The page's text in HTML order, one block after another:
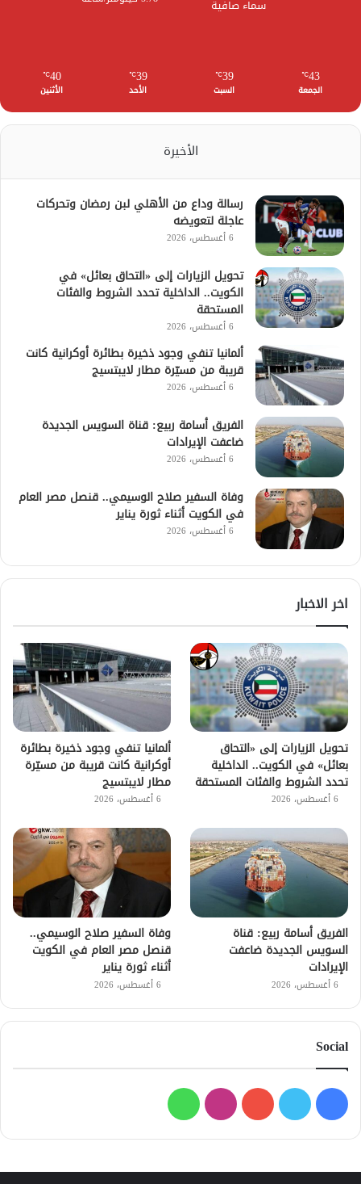
سماء صافية
43
℃
الجمعة
39
℃
السبت
39
℃
الأحد
40
℃
الأثنين
الأخيرة
رسالة وداع من الأهلي لبن رمضان وتحركات
عاجلة لتعويضه
6 أغسطس، 2026
تحويل الزيارات إلى «التحاق بعائل» في
الكويت.. الداخلية تحدد الشروط والفئات
المستحقة
6 أغسطس، 2026
ألمانيا تنفي وجود ذخيرة بطائرة أوكرانية كانت
قريبة من مسيّرة مطار لايبتسيج
6 أغسطس، 2026
الفريق أسامة ربيع: قناة السويس الجديدة
ضاعفت الإيرادات
6 أغسطس، 2026
وفاة السفير صلاح الوسيمي.. قنصل مصر العام
في الكويت أثناء ثورة يناير
6 أغسطس، 2026
اخر الاخبار
تحويل الزيارات إلى «التحاق
بعائل» في الكويت.. الداخلية
تحدد الشروط والفئات المستحقة
6 أغسطس، 2026
ألمانيا تنفي وجود ذخيرة بطائرة
أوكرانية كانت قريبة من مسيّرة
مطار لايبتسيج
6 أغسطس، 2026
الفريق أسامة ربيع: قناة
السويس الجديدة ضاعفت
الإيرادات
6 أغسطس، 2026
وفاة السفير صلاح الوسيمي..
قنصل مصر العام في الكويت
أثناء ثورة يناير
6 أغسطس، 2026
Social
فيسبوك
تويتر يوتيوبانستقرامواتساب